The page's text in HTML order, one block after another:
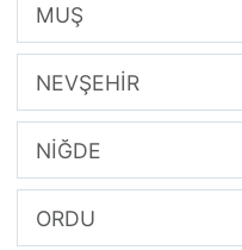
MUŞ
NEVŞEHİR
NİĞDE
ORDU